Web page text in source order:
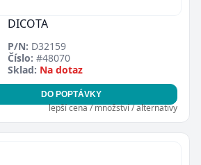
DICOTA
P/N: D32159
Číslo: #48070
Sklad: Na dotaz
DO POPTÁVKY
lepší cena / množství / alternativy